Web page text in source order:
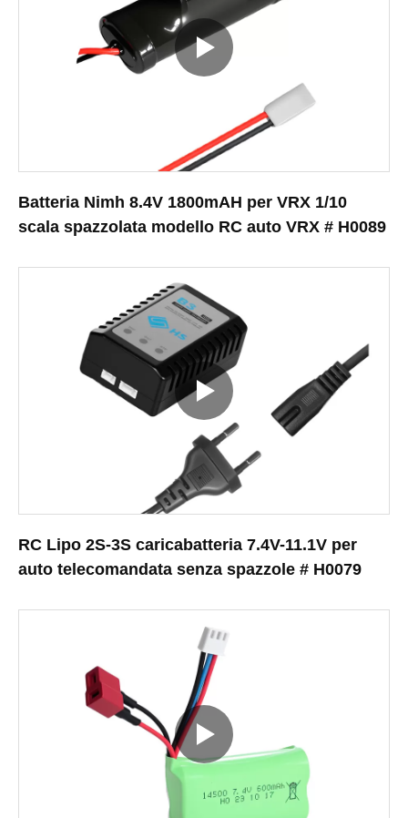
Batteria Nimh 8.4V 1800mAH per VRX 1/10
scala spazzolata modello RC auto VRX # H0089
RC Lipo 2S-3S caricabatteria 7.4V-11.1V per
auto telecomandata senza spazzole # H0079